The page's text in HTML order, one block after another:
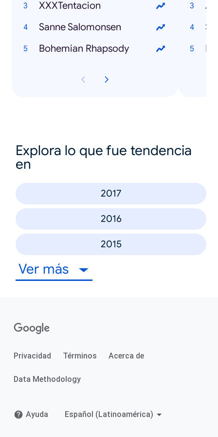
XXXTentacion
Sanne Salomonsen
Bohemian Rhapsody
Explora lo que fue tendencia
en
2017
2016
2015
Ver más
Privacidad Términos Acerca de
Data Methodology
Ayuda